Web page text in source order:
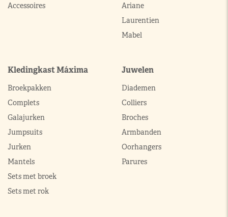
Accessoires
Ariane
Laurentien
Mabel
Kledingkast Máxima
Broekpakken
Complets
Galajurken
Jumpsuits
Jurken
Mantels
Sets met broek
Sets met rok
Juwelen
Diademen
Colliers
Broches
Armbanden
Oorhangers
Parures